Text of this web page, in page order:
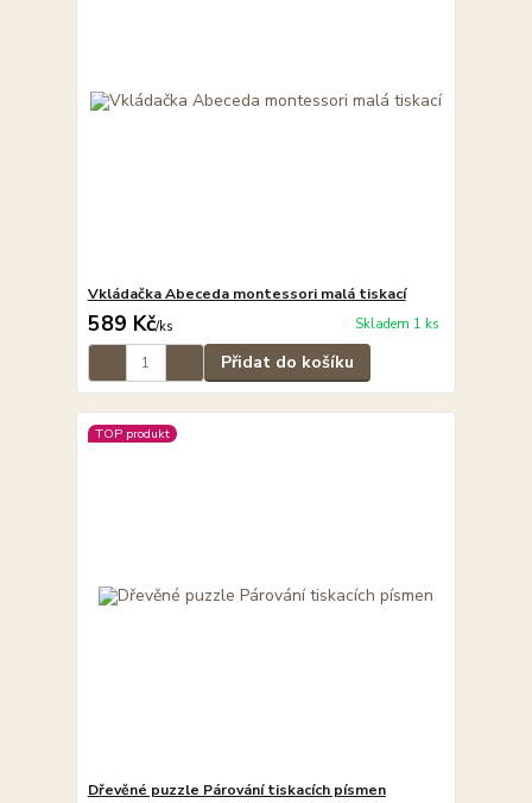
Vkládačka Abeceda montessori malá tiskací
589 Kč/ks Skladem 1 ks
Přidat do košíku
TOP produkt
Dřevěné puzzle Párování tiskacích písmen